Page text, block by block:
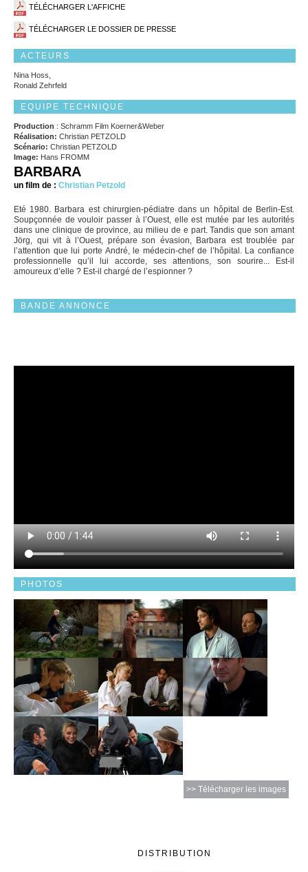
TÉLÉCHARGER L'AFFICHE
TÉLÉCHARGER LE DOSSIER DE PRESSE
ACTEURS
Nina Hoss,
Ronald Zehrfeld
EQUIPE TECHNIQUE
Production : Schramm Film Koerner&Weber
Réalisation: Christian PETZOLD
Scénario: Christian PETZOLD
Image: Hans FROMM
BARBARA
un film de : Christian Petzold
Eté 1980. Barbara est chirurgien-pédiatre dans un hôpital de Berlin-Est.
Soupçonnée de vouloir passer à l’Ouest, elle est mutée par les autorités
dans une clinique de province, au milieu de e part. Tandis que son amant
Jörg, qui vit à l’Ouest, prépare son évasion, Barbara est troublée par
l’attention que lui porte André, le médecin-chef de l’hôpital. La confiance
professionnelle qu’il lui accorde, ses attentions, son sourire... Est-il
amoureux d’elle ? Est-il chargé de l’espionner ?
BANDE ANNONCE
PHOTOS
>> Télécharger les images
DISTRIBUTION